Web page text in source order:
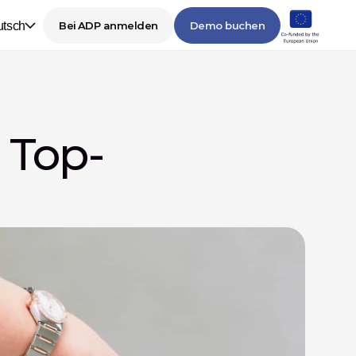
Bei ADP anmelden Demo buchen